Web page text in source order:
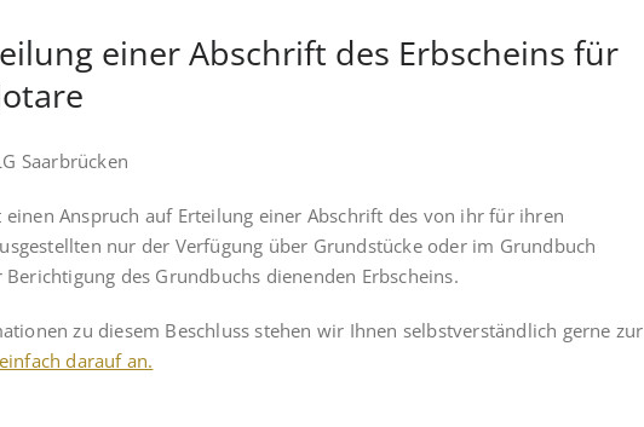
einer Abschrift des Erbscheins für
Saarbrücken
Anspruch auf Erteilung einer Abschrift des von ihr für ihren
nur der Verfügung über Grundstücke oder im Grundbuch
des Grundbuchs dienenden Erbscheins.
zu diesem Beschluss stehen wir Ihnen selbstverständlich gerne zur
darauf an.